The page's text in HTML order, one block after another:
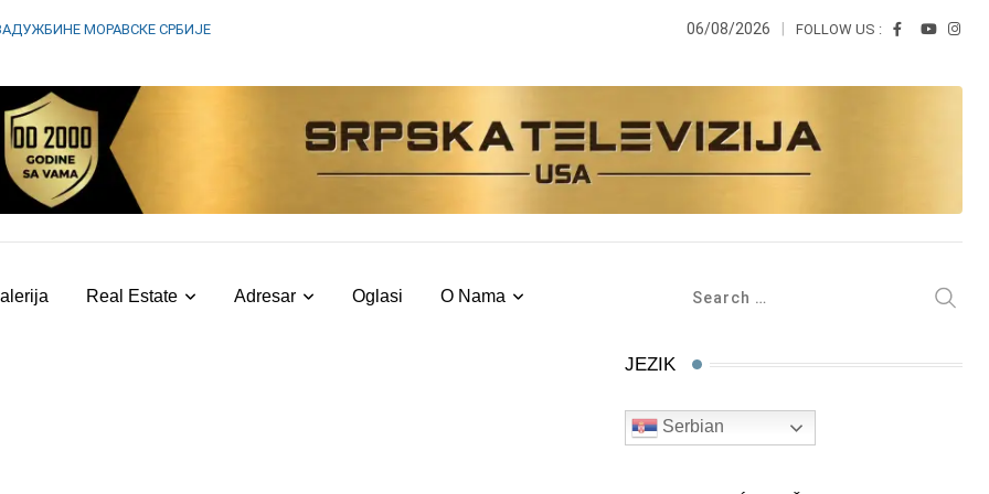
МОРАВСКЕ СРБИЈЕ 06/08/2026 FOLLOW US :
Real Estate Adresar Oglasi O Nama
JEZIK
Serbian